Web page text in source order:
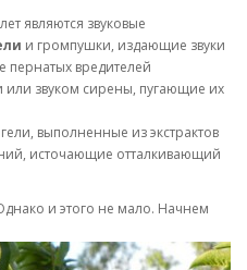
являются звуковые
и громпушки, издающие звуки
вредителей
звуком сирены, пугающие их
выполненные из экстрактов
источающие отталкивающий
и этого не мало. Начнем